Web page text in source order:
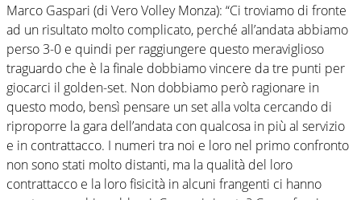
Marco Gaspari (di Vero Volley Monza): “Ci troviamo di fronte
ad un risultato molto complicato, perché all’andata abbiamo
perso 3-0 e quindi per raggiungere questo meraviglioso
traguardo che è la finale dobbiamo vincere da tre punti per
giocarci il golden-set. Non dobbiamo però ragionare in
questo modo, bensì pensare un set alla volta cercando di
riproporre la gara dell’andata con qualcosa in più al servizio
e in contrattacco. I numeri tra noi e loro nel primo confronto
non sono stati molto distanti, ma la qualità del loro
contrattacco e la loro fisicità in alcuni frangenti ci hanno